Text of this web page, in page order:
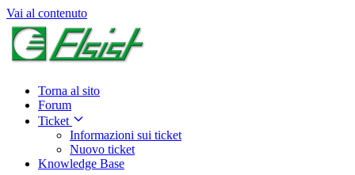
Vai al contenuto
Torna al sito
Forum
Ticket
Informazioni sui ticket
Nuovo ticket
Knowledge Base